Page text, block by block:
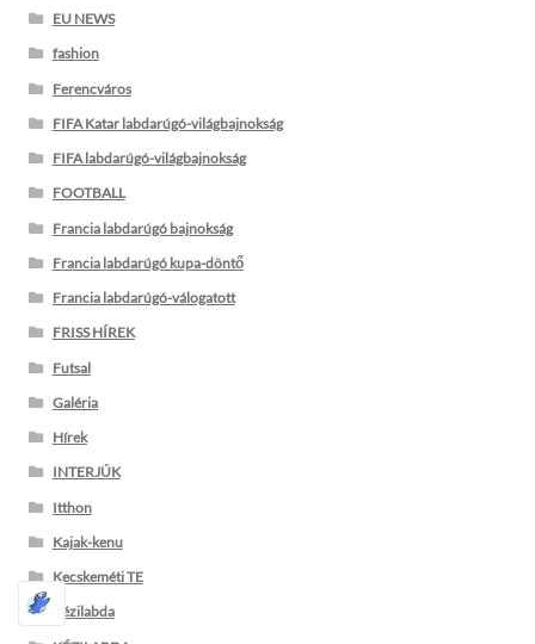
EU NEWS
fashion
Ferencváros
FIFA Katar labdarúgó-világbajnokság
FIFA labdarúgó-világbajnokság
FOOTBALL
Francia labdarúgó bajnokság
Francia labdarúgó kupa-döntő
Francia labdarúgó-válogatott
FRISS HÍREK
Futsal
Galéria
Hírek
INTERJÚK
Itthon
Kajak-kenu
Kecskeméti TE
Kézilabda